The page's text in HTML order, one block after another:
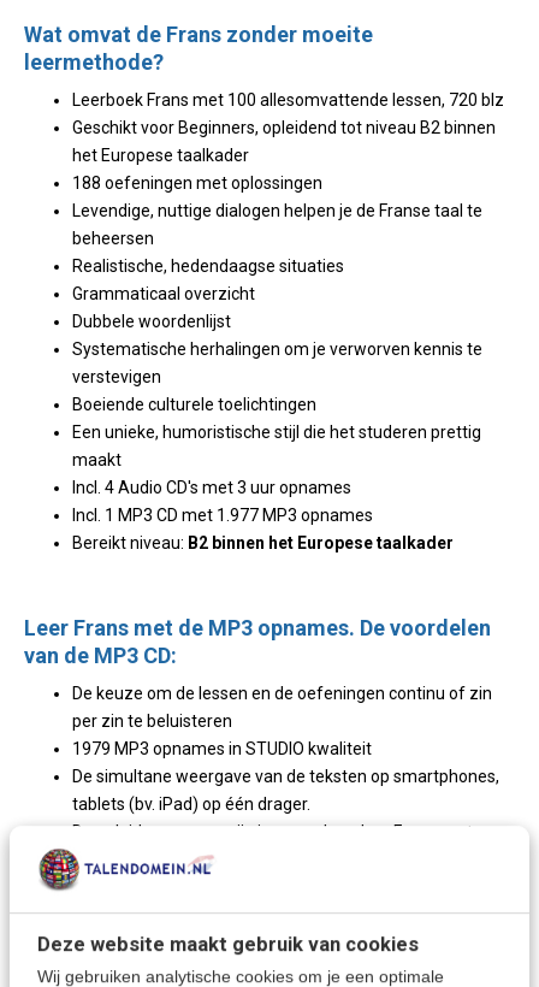
Deze website maakt gebruik van cookies
Wij gebruiken analytische cookies om je een optimale
Wat omvat de Frans zonder moeite
leermethode?
Leerboek Frans met 100 allesomvattende lessen, 720 blz
Geschikt voor Beginners, opleidend tot niveau B2 binnen
het Europese taalkader
188 oefeningen met oplossingen
Levendige, nuttige dialogen helpen je de Franse taal te
beheersen
Realistische, hedendaagse situaties
Grammaticaal overzicht
Dubbele woordenlijst
Systematische herhalingen om je verworven kennis te
verstevigen
Boeiende culturele toelichtingen
Een unieke, humoristische stijl die het studeren prettig
maakt
Incl. 4 Audio CD's met 3 uur opnames
Incl. 1 MP3 CD met 1.977 MP3 opnames
Bereikt niveau: B2 binnen het Europese taalkader
Leer Frans met de MP3 opnames. De voordelen
van de MP3 CD:
De keuze om de lessen en de oefeningen continu of zin
per zin te beluisteren
1979 MP3 opnames in STUDIO kwaliteit
De simultane weergave van de teksten op smartphones,
tablets (bv. iPad) op één drager.
De geluidsopnamen zijn ingesproken door Franse acteurs
en omvatten alle dialogen en vertaaloefeningen.
Het uiteindelijk bereikte niveau met deze taalcursus is dat van de
dagelijkse omgangstaal in levend en actueel Frans.